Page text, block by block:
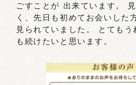
ごすことが 出来ています。
く、先日も初めてお会いした
見られていました。 とてもう
も続けたいと思います。